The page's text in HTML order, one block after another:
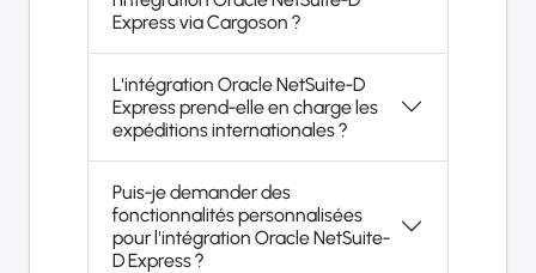
Express via Cargoson ?
L'intégration Oracle NetSuite-D
Express prend-elle en charge les
expéditions internationales ?
Puis-je demander des
fonctionnalités personnalisées
pour l'intégration Oracle NetSuite-
D Express ?